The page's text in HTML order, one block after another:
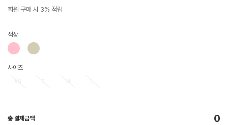
회원 구매 시 3% 적립
색상
사이즈
총 결제금액 0